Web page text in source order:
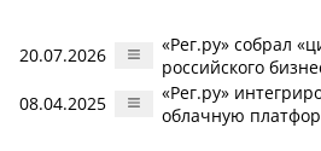
20.07.2026
«Рег.ру» собрал
российского
08.04.2025
«Рег.ру»
облачную